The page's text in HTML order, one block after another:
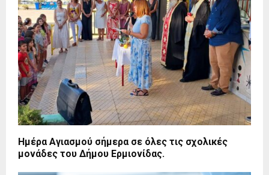
Ημέρα Αγιασμού σήμερα σε όλες τις σχολικές
μονάδες του Δήμου Ερμιονίδας.